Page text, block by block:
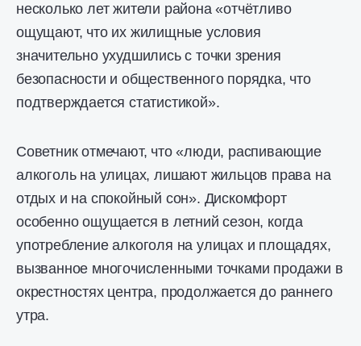
несколько лет жители района «отчётливо
ощущают, что их жилищные условия
значительно ухудшились с точки зрения
безопасности и общественного порядка, что
подтверждается статистикой».
Советник отмечают, что «люди, распивающие
алкоголь на улицах, лишают жильцов права на
отдых и на спокойный сон». Дискомфорт
особенно ощущается в летний сезон, когда
употребление алкоголя на улицах и площадях,
вызванное многочисленными точками продажи в
окрестностях центра, продолжается до раннего
утра.